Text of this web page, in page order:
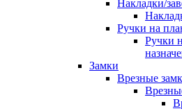
Накладки/
Ручки на
Ручки
Замки
Врезные